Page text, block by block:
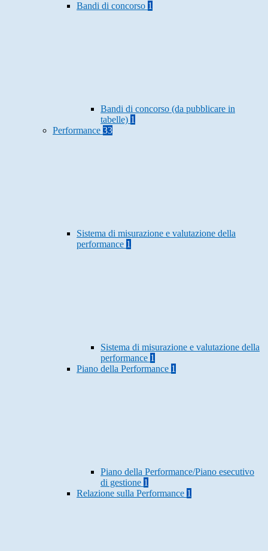
Bandi di concorso 1
Bandi di concorso (da pubblicare in
tabelle) 1
Performance 33
Sistema di misurazione e valutazione della
performance 1
Sistema di misurazione e valutazione della
performance 1
Piano della Performance 1
Piano della Performance/Piano esecutivo
di gestione 1
Relazione sulla Performance 1